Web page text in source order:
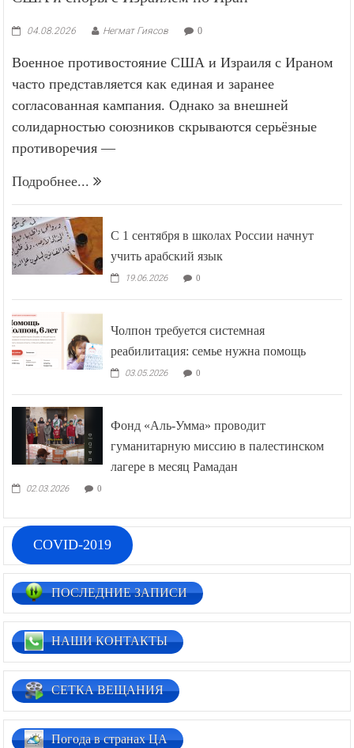
04.08.2026 Негмат Гиясов 0
Военное противостояние США и Израиля с Ираном
часто представляется как единая и заранее
согласованная кампания. Однако за внешней
солидарностью союзников скрываются серьёзные
противоречия —
Подробнее...
С 1 сентября в школах России начнут
учить арабский язык
19.06.2026 0
Чолпон требуется системная
реабилитация: семье нужна помощь
03.05.2026 0
Фонд «Аль-Умма» проводит
гуманитарную миссию в палестинском
лагере в месяц Рамадан
02.03.2026 0
COVID-2019
ПОСЛЕДНИЕ ЗАПИСИ
НАШИ КОНТАКТЫ
СЕТКА ВЕЩАНИЯ
Погода в странах ЦА